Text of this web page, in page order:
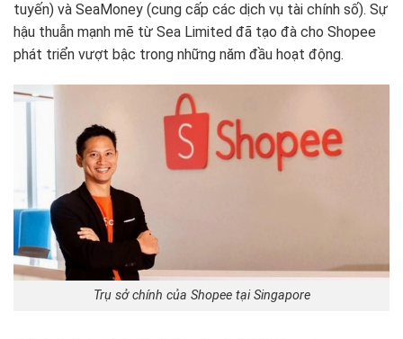
tuyến) và SeaMoney (cung cấp các dịch vụ tài chính số). Sự
hậu thuẫn mạnh mẽ từ Sea Limited đã tạo đà cho Shopee
phát triển vượt bậc trong những năm đầu hoạt động.
Trụ sở chính của Shopee tại Singapore